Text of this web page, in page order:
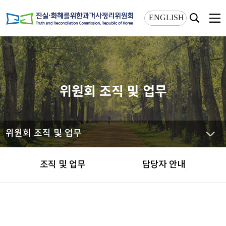
ENGLISH
위원회 조직 및 업무
위원회 조직 및 업무
조직 및 업무 담당자 안내